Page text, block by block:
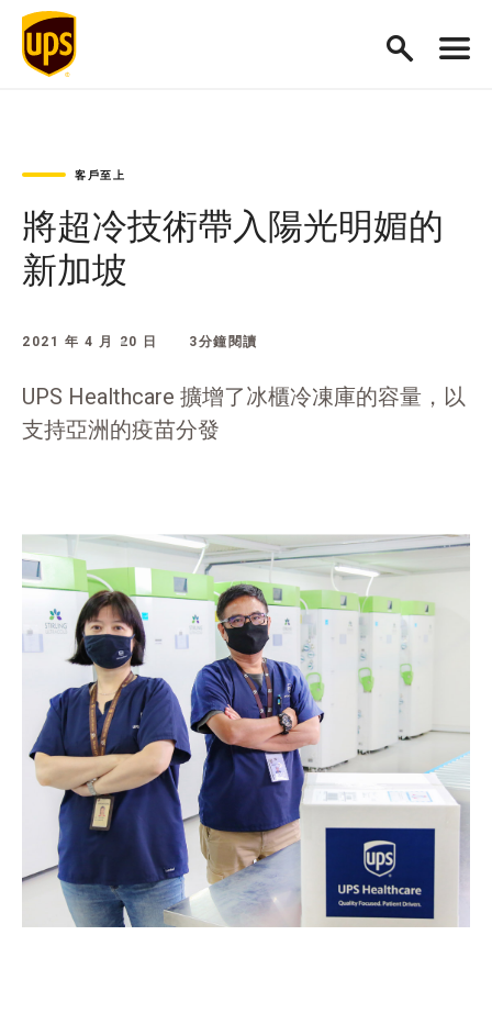
客戶至上
將超冷技術帶入陽光明媚的
新加坡
2021 年 4 月 20 日 3分鐘閱讀
UPS Healthcare 擴增了冰櫃冷凍庫的容量，以
支持亞洲的疫苗分發